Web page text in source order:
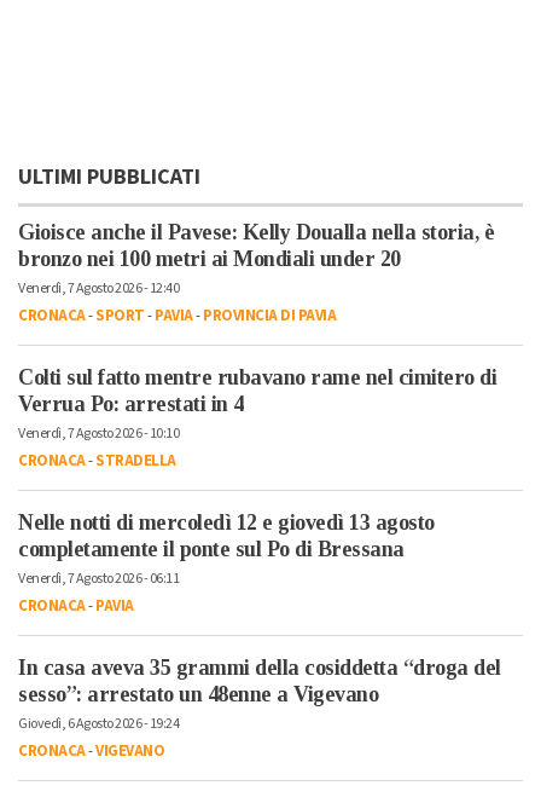
ULTIMI PUBBLICATI
Gioisce anche il Pavese: Kelly Doualla nella storia, è
bronzo nei 100 metri ai Mondiali under 20
Venerdì, 7 Agosto 2026 - 12:40
CRONACA-SPORT-PAVIA-PROVINCIA DI PAVIA
Colti sul fatto mentre rubavano rame nel cimitero di
Verrua Po: arrestati in 4
Venerdì, 7 Agosto 2026 - 10:10
CRONACA-STRADELLA
Nelle notti di mercoledì 12 e giovedì 13 agosto
completamente il ponte sul Po di Bressana
Venerdì, 7 Agosto 2026 - 06:11
CRONACA-PAVIA
In casa aveva 35 grammi della cosiddetta “droga del
sesso”: arrestato un 48enne a Vigevano
Giovedì, 6 Agosto 2026 - 19:24
CRONACA-VIGEVANO